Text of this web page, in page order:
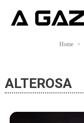
Home
ALTEROSA